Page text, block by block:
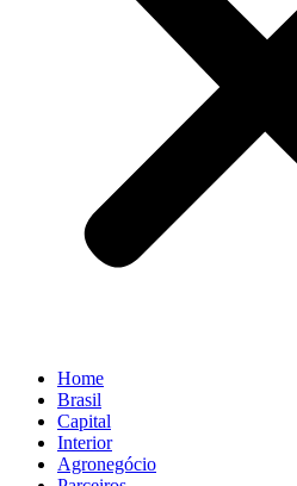
Home
Brasil
Capital
Interior
Agronegócio